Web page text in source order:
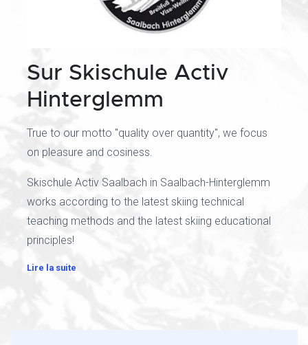
Sur Skischule Activ
Hinterglemm
True to our motto "quality over quantity", we focus
on pleasure and cosiness.
Skischule Activ Saalbach in Saalbach-Hinterglemm
works according to the latest skiing technical
teaching methods and the latest skiing educational
principles!
Lire la suite